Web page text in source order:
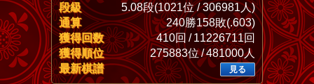
段級
5.08段(1021位 / 306981人)
通算
240勝158敗(.603)
獲得回数
410回 / 11226711回
獲得順位
275883位 / 481000人
最新棋譜
見る